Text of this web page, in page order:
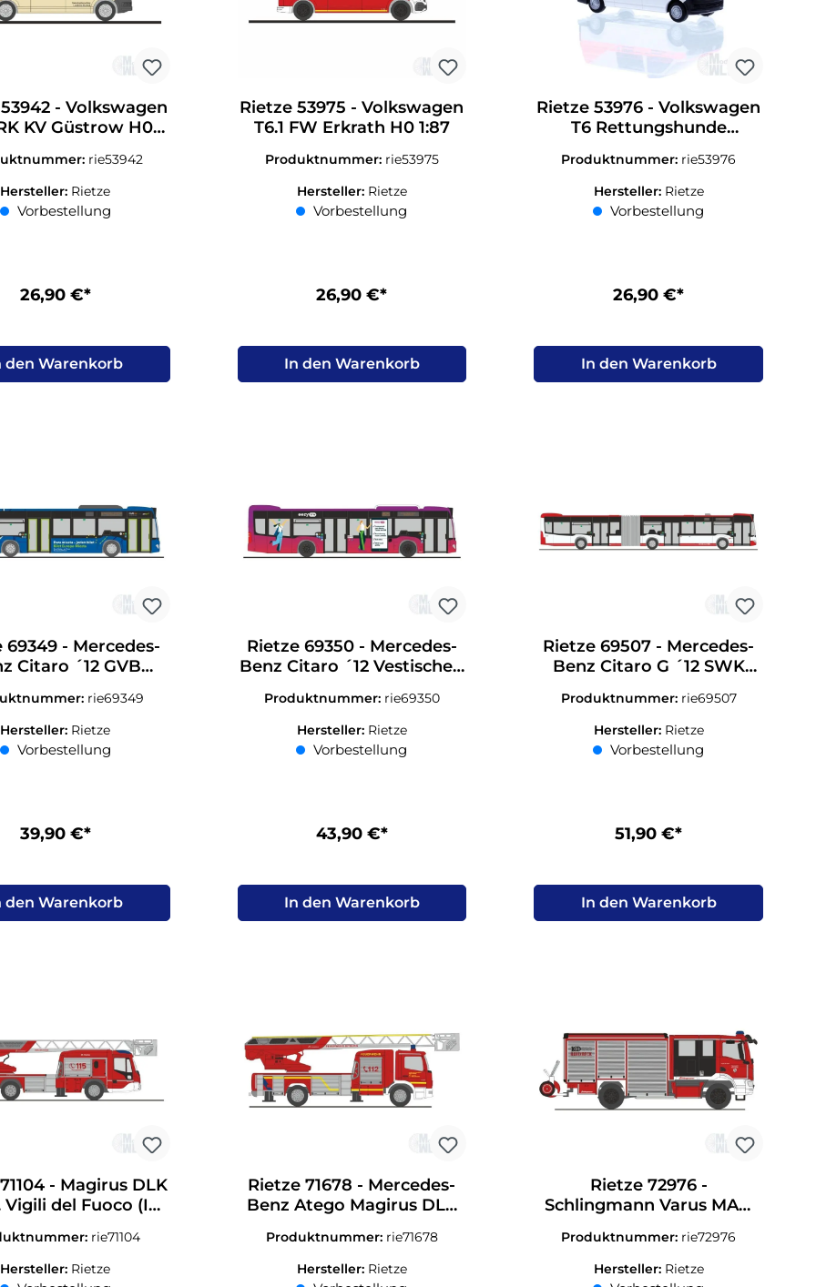
- Volkswagen
KV Güstrow H0
rie53942
Hersteller: Rietze
Vorbestellung
26,90 €*
den Warenkorb
Rietze 53975 - Volkswagen
T6.1 FW Erkrath H0 1:87
Produktnummer: rie53975
Hersteller: Rietze
Vorbestellung
26,90 €*
In den Warenkorb
Rietze 53976 - Volkswagen
T6 Rettungshunde
Gmünd H0 1:87
Produktnummer: rie53976
Hersteller: Rietze
Vorbestellung
26,90 €*
In den Warenkorb
69349 - Mercedes-
Citaro ´12 GVB
rie69349
Hersteller: Rietze
Vorbestellung
39,90 €*
den Warenkorb
Rietze 69350 - Mercedes-
Benz Citaro ´12 Vestische -
Produktnummer: rie69350
Hersteller: Rietze
Vorbestellung
43,90 €*
In den Warenkorb
Rietze 69507 - Mercedes-
Benz Citaro G ´12 SWK
Produktnummer: rie69507
Hersteller: Rietze
Vorbestellung
51,90 €*
In den Warenkorb
- Magirus DLK
Vigili del Fuoco (IT)
rie71104
Hersteller: Rietze
Rietze 71678 - Mercedes-
Benz Atego Magirus DLK
Produktnummer: rie71678
Hersteller: Rietze
Rietze 72976 -
Schlingmann Varus MAN
Produktnummer: rie72976
Hersteller: Rietze